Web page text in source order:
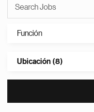
Función
Ubicación (8)